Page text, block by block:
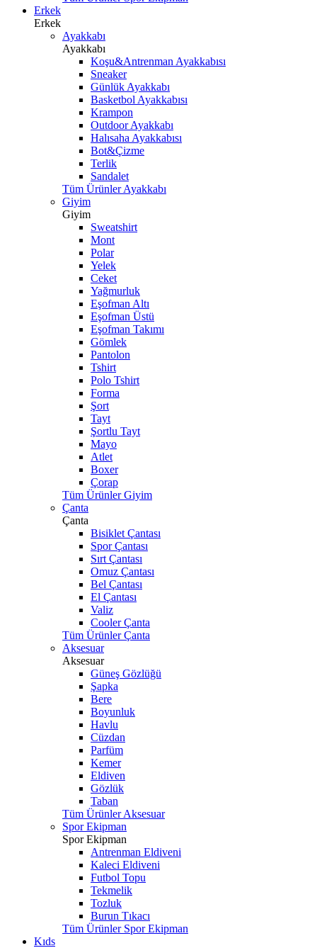
Erkek
Erkek
Ayakkabı
Ayakkabı
Koşu&Antrenman Ayakkabısı
Sneaker
Günlük Ayakkabı
Basketbol Ayakkabısı
Krampon
Outdoor Ayakkabı
Halısaha Ayakkabısı
Bot&Çizme
Terlik
Sandalet
Tüm Ürünler Ayakkabı
Giyim
Giyim
Sweatshirt
Mont
Polar
Yelek
Ceket
Yağmurluk
Eşofman Altı
Eşofman Üstü
Eşofman Takımı
Gömlek
Pantolon
Tshirt
Polo Tshirt
Forma
Şort
Tayt
Şortlu Tayt
Mayo
Atlet
Boxer
Çorap
Tüm Ürünler Giyim
Çanta
Çanta
Bisiklet Çantası
Spor Çantası
Sırt Çantası
Omuz Çantası
Bel Çantası
El Çantası
Valiz
Cooler Çanta
Tüm Ürünler Çanta
Aksesuar
Aksesuar
Güneş Gözlüğü
Şapka
Bere
Boyunluk
Havlu
Cüzdan
Parfüm
Kemer
Eldiven
Gözlük
Taban
Tüm Ürünler Aksesuar
Spor Ekipman
Spor Ekipman
Antrenman Eldiveni
Kaleci Eldiveni
Futbol Topu
Tekmelik
Tozluk
Burun Tıkacı
Tüm Ürünler Spor Ekipman
Kıds